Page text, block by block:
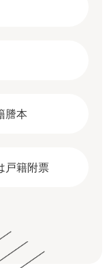
謄本
戸籍附票